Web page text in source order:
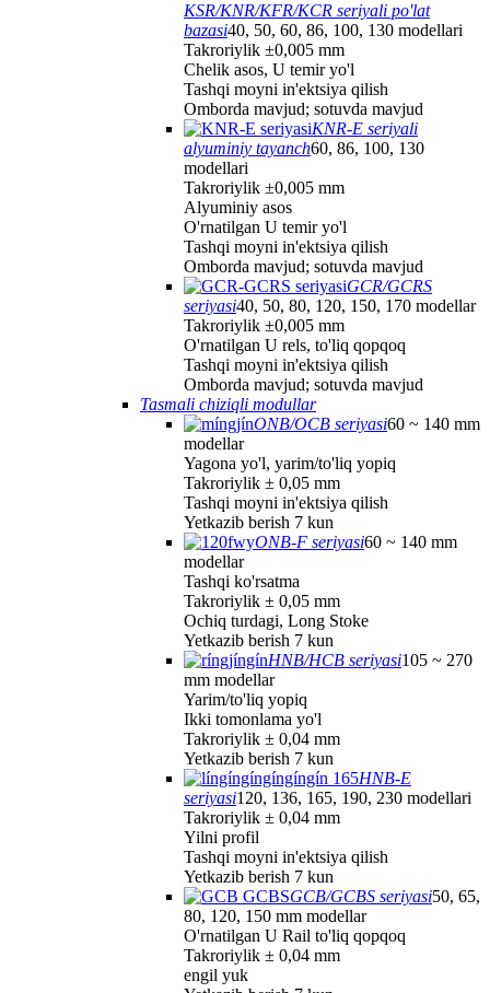
KSR/KNR/KFR/KCR seriyali po'lat
bazasi40, 50, 60, 86, 100, 130 modellari
Takroriylik ±0,005 mm
Chelik asos, U temir yo'l
Tashqi moyni in'ektsiya qilish
Omborda mavjud; sotuvda mavjud
KNR-E seriyali
alyuminiy tayanch60, 86, 100, 130
modellari
Takroriylik ±0,005 mm
Alyuminiy asos
O'rnatilgan U temir yo'l
Tashqi moyni in'ektsiya qilish
Omborda mavjud; sotuvda mavjud
GCR/GCRS
seriyasi40, 50, 80, 120, 150, 170 modellar
Takroriylik ±0,005 mm
O'rnatilgan U rels, to'liq qopqoq
Tashqi moyni in'ektsiya qilish
Omborda mavjud; sotuvda mavjud
Tasmali chiziqli modullar
ONB/OCB seriyasi60 ~ 140 mm
modellar
Yagona yo'l, yarim/to'liq yopiq
Takroriylik ± 0,05 mm
Tashqi moyni in'ektsiya qilish
Yetkazib berish 7 kun
ONB-F seriyasi60 ~ 140 mm
modellar
Tashqi ko'rsatma
Takroriylik ± 0,05 mm
Ochiq turdagi, Long Stoke
Yetkazib berish 7 kun
HNB/HCB seriyasi105 ~ 270
mm modellar
Yarim/to'liq yopiq
Ikki tomonlama yo'l
Takroriylik ± 0,04 mm
Yetkazib berish 7 kun
HNB-E
seriyasi120, 136, 165, 190, 230 modellari
Takroriylik ± 0,04 mm
Yilni profil
Tashqi moyni in'ektsiya qilish
Yetkazib berish 7 kun
GCB/GCBS seriyasi50, 65,
80, 120, 150 mm modellar
O'rnatilgan U Rail to'liq qopqoq
Takroriylik ± 0,04 mm
engil yuk